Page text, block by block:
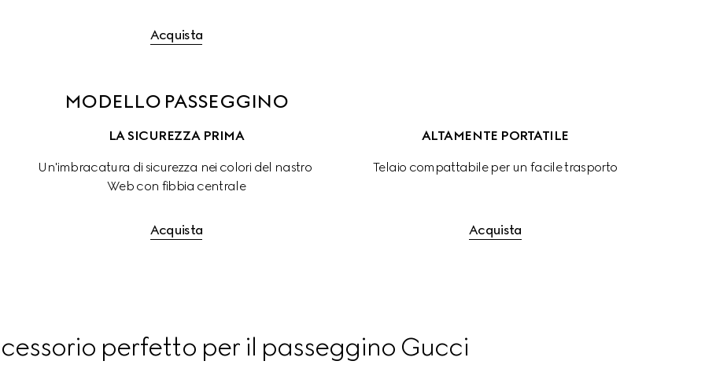
Acquista
MODELLO PASSEGGINO
LA SICUREZZA PRIMA
Un'imbracatura di sicurezza nei colori del nastro
Web con fibbia centrale
Acquista
ALTAMENTE PORTATILE
Telaio compattabile per un facile trasporto
Acquista
perfetto per il passeggino Gucci